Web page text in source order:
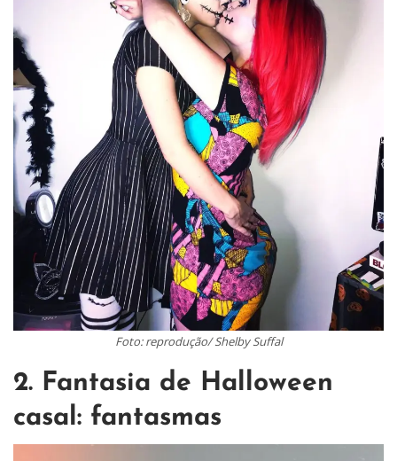
Foto: reprodução/ Shelby Suffal
2. Fantasia de Halloween
casal: fantasmas